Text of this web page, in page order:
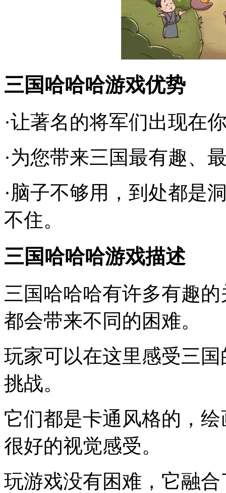
三国哈哈哈游戏优势
·让著名的将军们出现在
·为您带来三国最有趣、
·脑子不够用，到处都是
不住。
三国哈哈哈游戏描述
三国哈哈哈有许多有趣
都会带来不同的困难。
玩家可以在这里感受三
挑战。
它们都是卡通风格的，
很好的视觉感受。
玩游戏没有困难，它融